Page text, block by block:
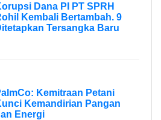
Dana PI PT SPRH
Kembali Bertambah. 9
Tersangka Baru
Kemitraan Petani
Kemandirian Pangan
Energi